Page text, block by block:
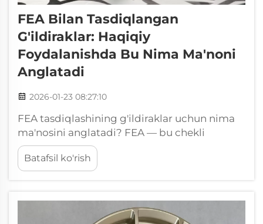
FEA Bilan Tasdiqlangan
G'ildiraklar: Haqiqiy
Foydalanishda Bu Nima Ma'noni
Anglatadi
2026-01-23 08:27:10
FEA tasdiqlashining g'ildiraklar uchun nima
ma'nosini anglatadi? FEA — bu chekli
elementlar tahlili (Finite Element Analysis)
bo'lib, mashhur e'tiqodning aksincha, u
faqatgina g'ildiraklar hamjamiyatida moda
ishonchli va amaliy mahsulotga aylantirishda
yordam beradi...
Batafsil ko'rish